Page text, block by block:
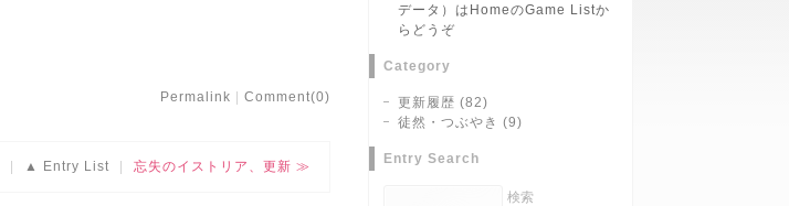
Permalink Comment(0)
Entry List 忘失のイストリア、更新
データ）はHomeのGame Listか
らどうぞ
Category
更新履歴 (82)
徒然・つぶやき (9)
Entry Search